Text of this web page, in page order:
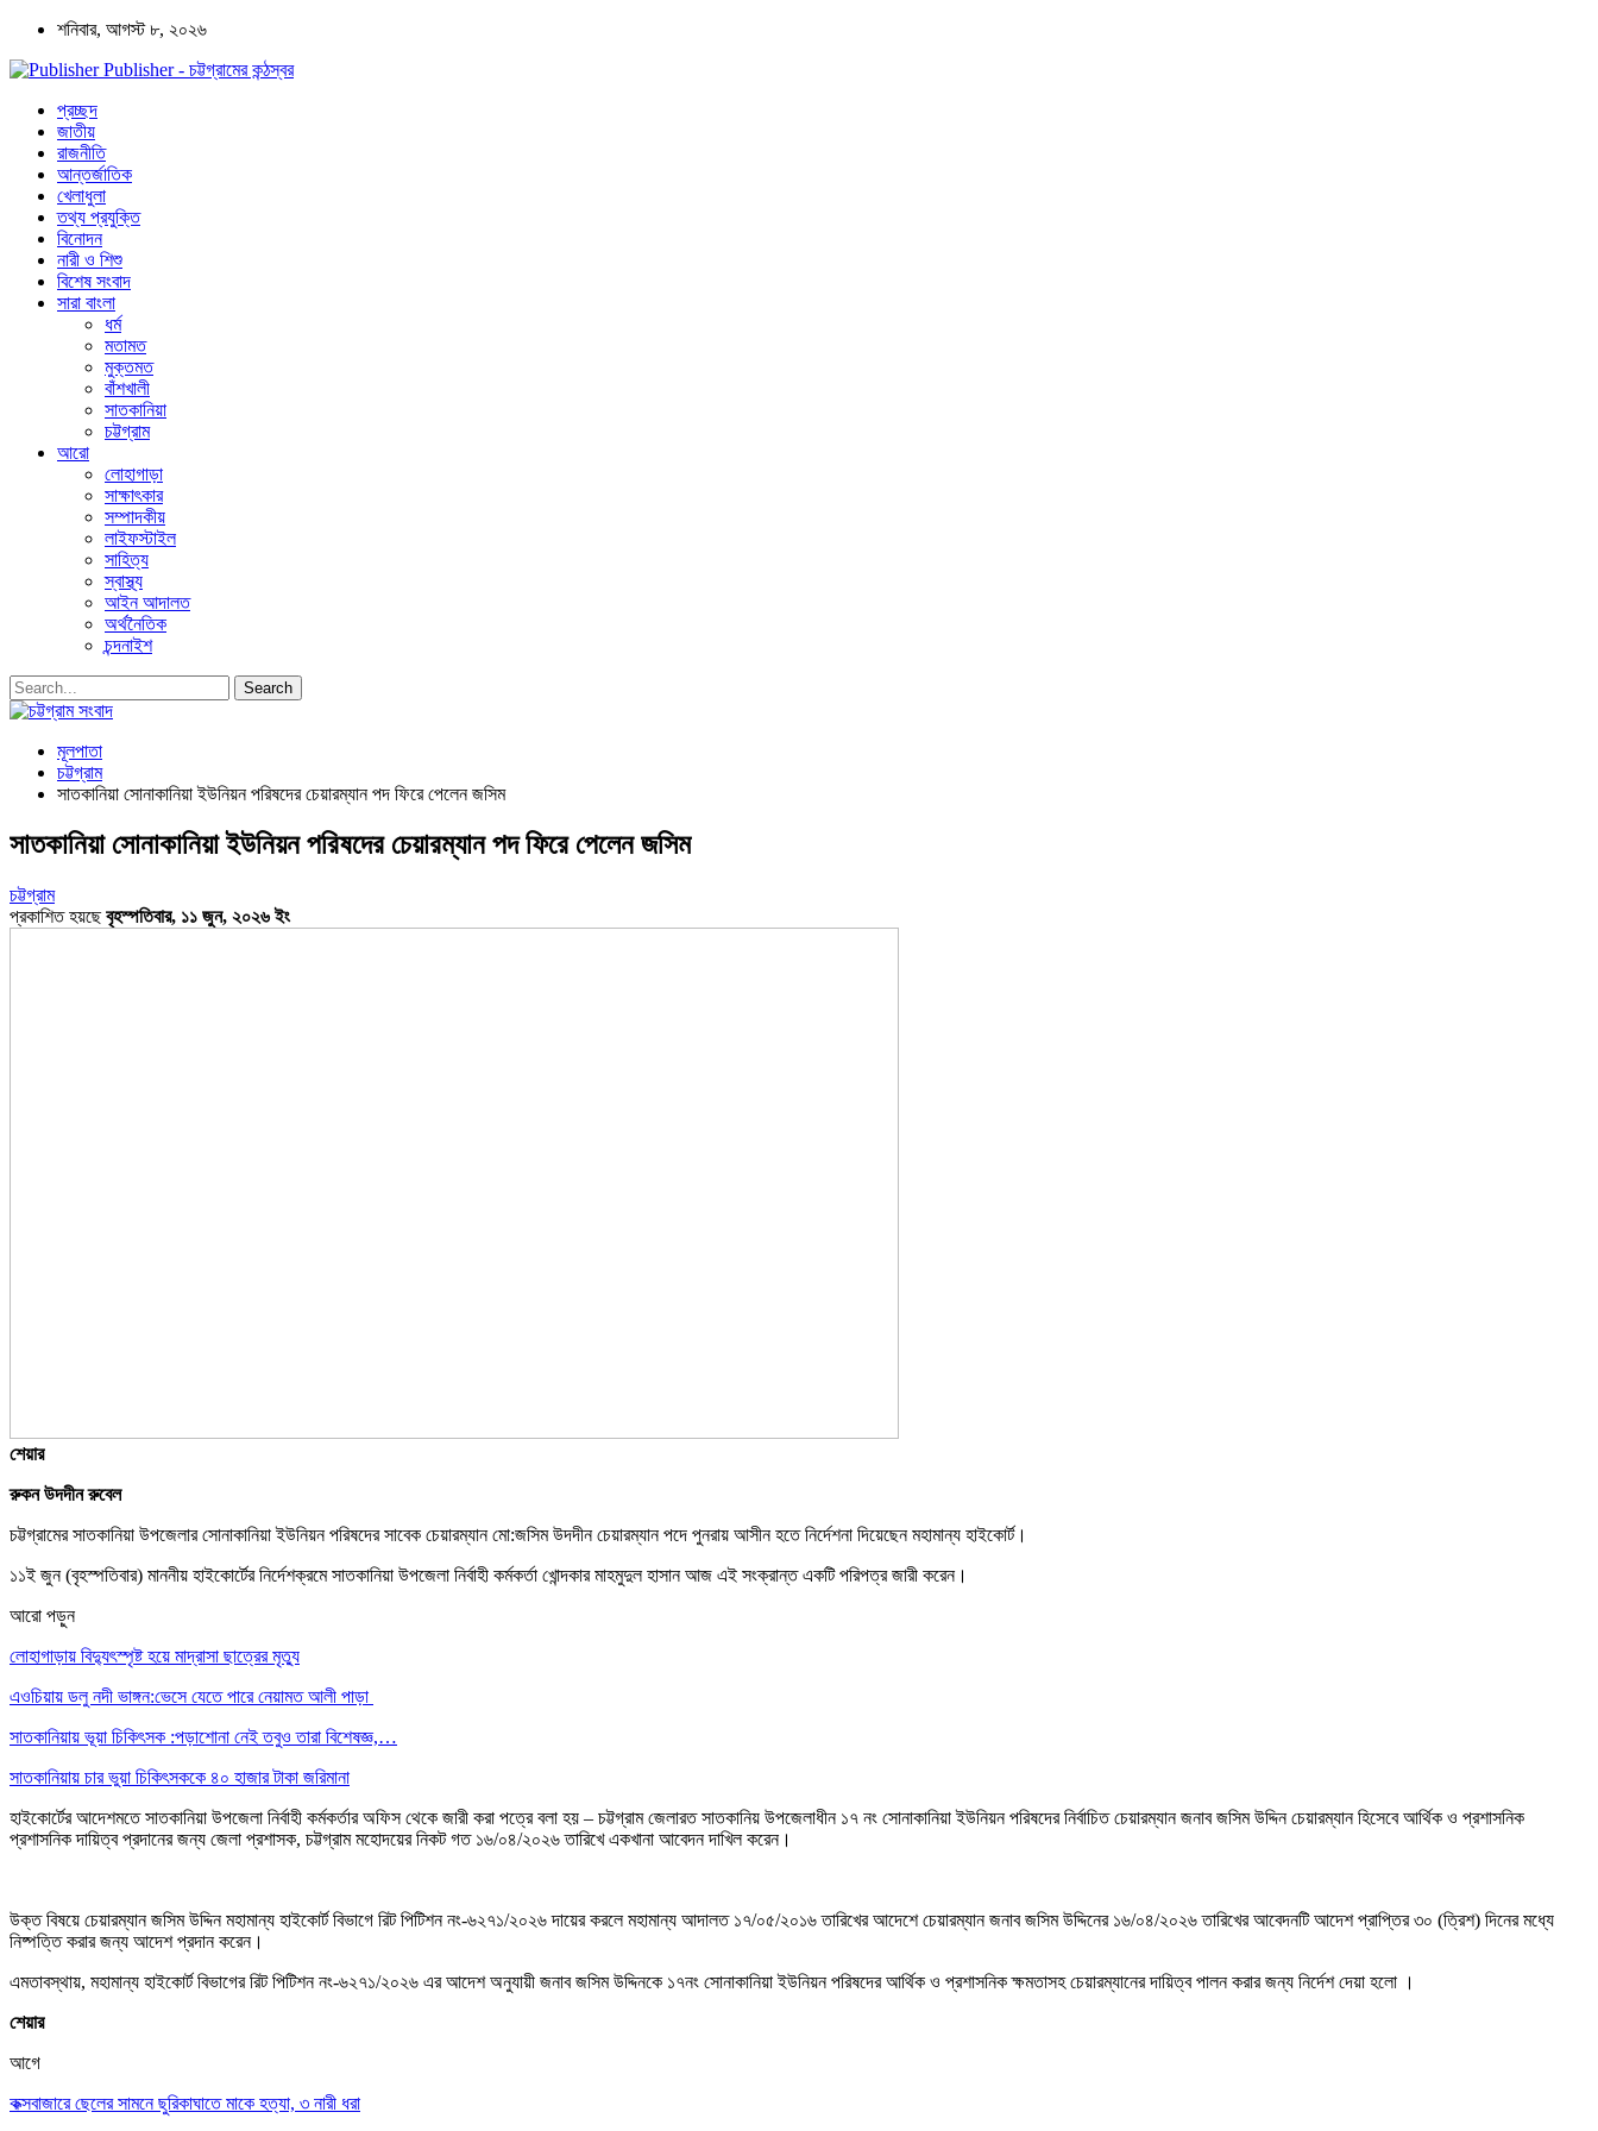
শনিবার, আগস্ট ৮, ২০২৬
Publisher - চট্টগ্রামের কন্ঠস্বর
প্রচ্ছদ
জাতীয়
রাজনীতি
আন্তর্জাতিক
খেলাধুলা
তথ্য প্রযুক্তি
বিনোদন
নারী ও শিশু
বিশেষ সংবাদ
সারা বাংলা
ধর্ম
মতামত
মুক্তমত
বাঁশখালী
সাতকানিয়া
চট্টগ্রাম
আরো
লোহাগাড়া
সাক্ষাৎকার
সম্পাদকীয়
লাইফস্টাইল
সাহিত্য
স্বাস্থ্য
আইন আদালত
অর্থনৈতিক
চন্দনাইশ
মূলপাতা
চট্টগ্রাম
সাতকানিয়া সোনাকানিয়া ইউনিয়ন পরিষদের চেয়ারম্যান পদ ফিরে পেলেন জসিম
সাতকানিয়া সোনাকানিয়া ইউনিয়ন পরিষদের চেয়ারম্যান পদ ফিরে পেলেন জসিম
চট্টগ্রাম
প্রকাশিত হয়ছেবৃহস্পতিবার, ১১ জুন, ২০২৬ ইং
শেয়ার
রুকন উদদীন রুবেল
চট্টগ্রামের সাতকানিয়া উপজেলার সোনাকানিয়া ইউনিয়ন পরিষদের সাবেক চেয়ারম্যান মো:জসিম উদদীন চেয়ারম্যান পদে পুনরায় আসীন হতে নির্দেশনা দিয়েছেন মহামান্য হাইকোর্ট।
১১ই জুন (বৃহস্পতিবার) মাননীয় হাইকোর্টের নির্দেশক্রমে সাতকানিয়া উপজেলা নির্বাহী কর্মকর্তা খোন্দকার মাহমুদুল হাসান আজ এই সংক্রান্ত একটি পরিপত্র জারী করেন।
আরো পড়ুন
লোহাগাড়ায় বিদ্যুৎস্পৃষ্ট হয়ে মাদ্রাসা ছাত্রের মৃত্যু
এওচিয়ায় ডলু নদী ভাঙ্গন:ভেসে যেতে পারে নেয়ামত আলী পাড়া
সাতকানিয়ায় ভূয়া চিকিৎসক :পড়াশোনা নেই তবুও তারা বিশেষজ্ঞ,…
সাতকানিয়ায় চার ভুয়া চিকিৎসককে ৪০ হাজার টাকা জরিমানা
হাইকোর্টের আদেশমতে সাতকানিয়া উপজেলা নির্বাহী কর্মকর্তার অফিস থেকে জারী করা পত্রে বলা হয় – চট্টগ্রাম জেলারত সাতকানিয় উপজেলাধীন ১৭ নং সোনাকানিয়া ইউনিয়ন পরিষদের নির্বাচিত চেয়ারম্যান জনাব জসিম উদ্দিন চেয়ারম্যান হিসেবে আর্থিক ও প্রশাসনিক
প্রশাসনিক দায়িত্ব প্রদানের জন্য জেলা প্রশাসক, চট্টগ্রাম মহোদয়ের নিকট গত ১৬/০৪/২০২৬ তারিখে একখানা আবেদন দাখিল করেন।
উক্ত বিষয়ে চেয়ারম্যান জসিম উদ্দিন মহামান্য হাইকোর্ট বিভাগে রিট পিটিশন নং-৬২৭১/২০২৬ দায়ের করলে মহামান্য আদালত ১৭/০৫/২০১৬ তারিখের আদেশে চেয়ারম্যান জনাব জসিম উদ্দিনের ১৬/০৪/২০২৬ তারিখের আবেদনটি আদেশ প্রাপ্তির ৩০ (ত্রিশ) দিনের মধ্যে
নিষ্পত্তি করার জন্য আদেশ প্রদান করেন।
এমতাবস্থায়, মহামান্য হাইকোর্ট বিভাগের রিট পিটিশন নং-৬২৭১/২০২৬ এর আদেশ অনুযায়ী জনাব জসিম উদ্দিনকে ১৭নং সোনাকানিয়া ইউনিয়ন পরিষদের আর্থিক ও প্রশাসনিক ক্ষমতাসহ চেয়ারম্যানের দায়িত্ব পালন করার জন্য নির্দেশ দেয়া হলো ।
শেয়ার
আগে
কক্সবাজারে ছেলের সামনে ছুরিকাঘাতে মাকে হত্যা, ৩ নারী ধরা